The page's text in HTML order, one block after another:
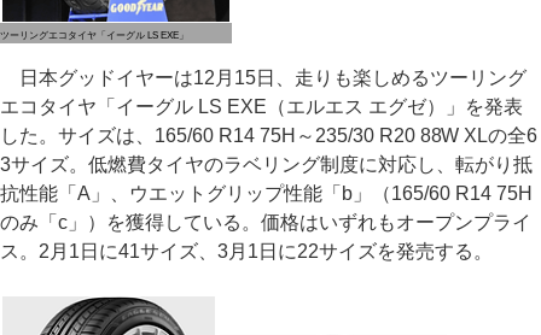
ツーリングエコタイヤ「イーグル LS EXE」
日本グッドイヤーは12月15日、走りも楽しめるツーリング
エコタイヤ「イーグル LS EXE（エルエス エグゼ）」を発表
した。サイズは、165/60 R14 75H～235/30 R20 88W XLの全6
3サイズ。低燃費タイヤのラベリング制度に対応し、転がり抵
抗性能「A」、ウエットグリップ性能「b」（165/60 R14 75H
のみ「c」）を獲得している。価格はいずれもオープンプライ
ス。2月1日に41サイズ、3月1日に22サイズを発売する。